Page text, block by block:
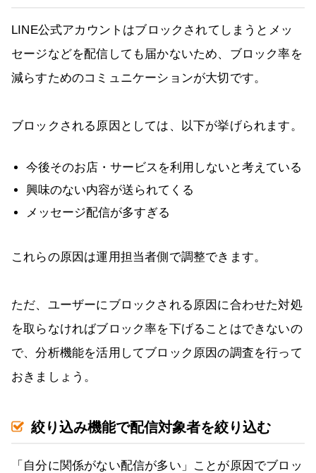
LINE公式アカウントはブロックされてしまうとメッ
セージなどを配信しても届かないため、ブロック率を
減らすためのコミュニケーションが大切です。
ブロックされる原因としては、以下が挙げられます。
今後そのお店・サービスを利用しないと考えている
興味のない内容が送られてくる
メッセージ配信が多すぎる
これらの原因は運用担当者側で調整できます。
ただ、ユーザーにブロックされる原因に合わせた対処
を取らなければブロック率を下げることはできないの
で、分析機能を活用してブロック原因の調査を行って
おきましょう。
絞り込み機能で配信対象者を絞り込む
「自分に関係がない配信が多い」ことが原因でブロッ